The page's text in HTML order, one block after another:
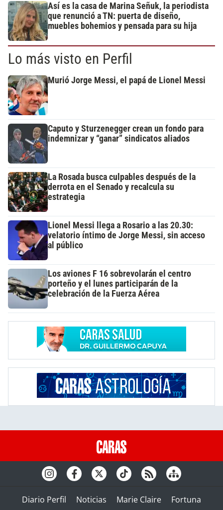
Así es la casa de Marina Señuk, la periodista
que renunció a TN: puerta de diseño,
muebles bohemios y pensada para su hija
Lo más visto en Perfil
Murió Jorge Messi, el papá de Lionel Messi
Caputo y Sturzenegger crean un fondo para
indemnizar y “ganar” sindicatos aliados
La Rosada busca culpables después de la
derrota en el Senado y recalcula su
estrategia
Lionel Messi llega a Rosario a las 20.30:
velatorio íntimo de Jorge Messi, sin acceso
al público
Los aviones F 16 sobrevolarán el centro
porteño y el lunes participarán de la
celebración de la Fuerza Aérea
Diario Perfil Noticias Marie Claire Fortuna